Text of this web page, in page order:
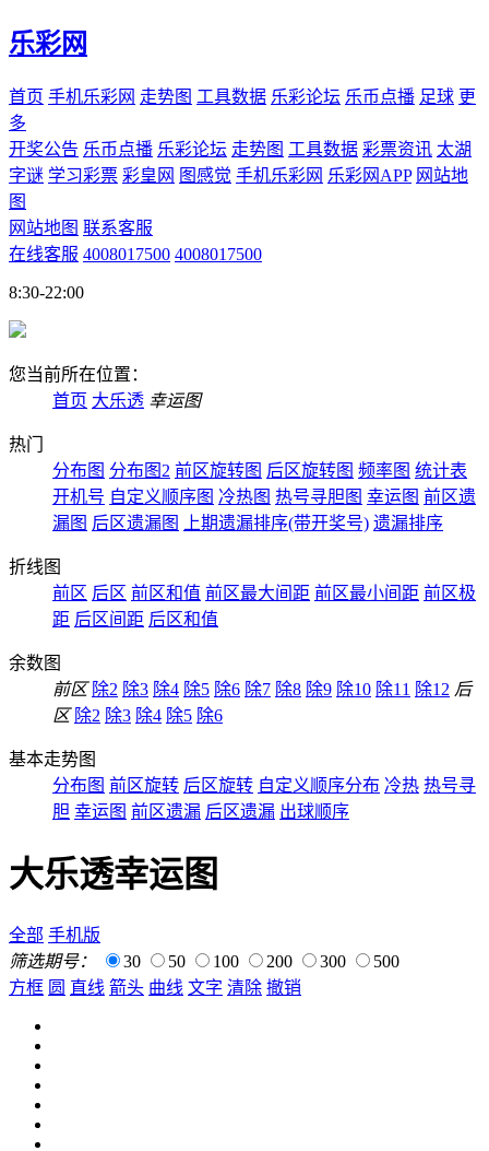
乐彩网
首页 手机乐彩网 走势图 工具数据 乐彩论坛 乐币点播 足球 更
多
开奖公告 乐币点播 乐彩论坛 走势图 工具数据 彩票资讯 太湖
字谜 学习彩票 彩皇网 图感觉 手机乐彩网 乐彩网APP 网站地
图
网站地图 联系客服
在线客服 4008017500 4008017500
8:30-22:00
您当前所在位置：
首页 大乐透 幸运图
热门
分布图 分布图2 前区旋转图 后区旋转图 频率图 统计表
开机号 自定义顺序图 冷热图 热号寻胆图 幸运图 前区遗
漏图 后区遗漏图 上期遗漏排序(带开奖号) 遗漏排序
折线图
前区 后区 前区和值 前区最大间距 前区最小间距 前区极
距 后区间距 后区和值
余数图
前区 除2 除3 除4 除5 除6 除7 除8 除9 除10 除11 除12 后
区 除2 除3 除4 除5 除6
基本走势图
分布图 前区旋转 后区旋转 自定义顺序分布 冷热 热号寻
胆 幸运图 前区遗漏 后区遗漏 出球顺序
大乐透幸运图
全部 手机版
筛选期号：
30 50 100 200 300
500
方框 圆 直线 箭头 曲线 文字 清除 撤销